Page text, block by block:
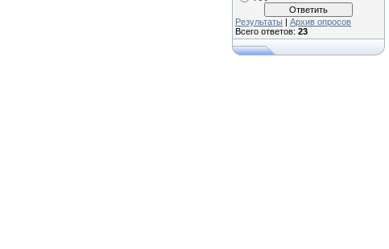
Результаты | Архив опросов
Всего ответов: 23